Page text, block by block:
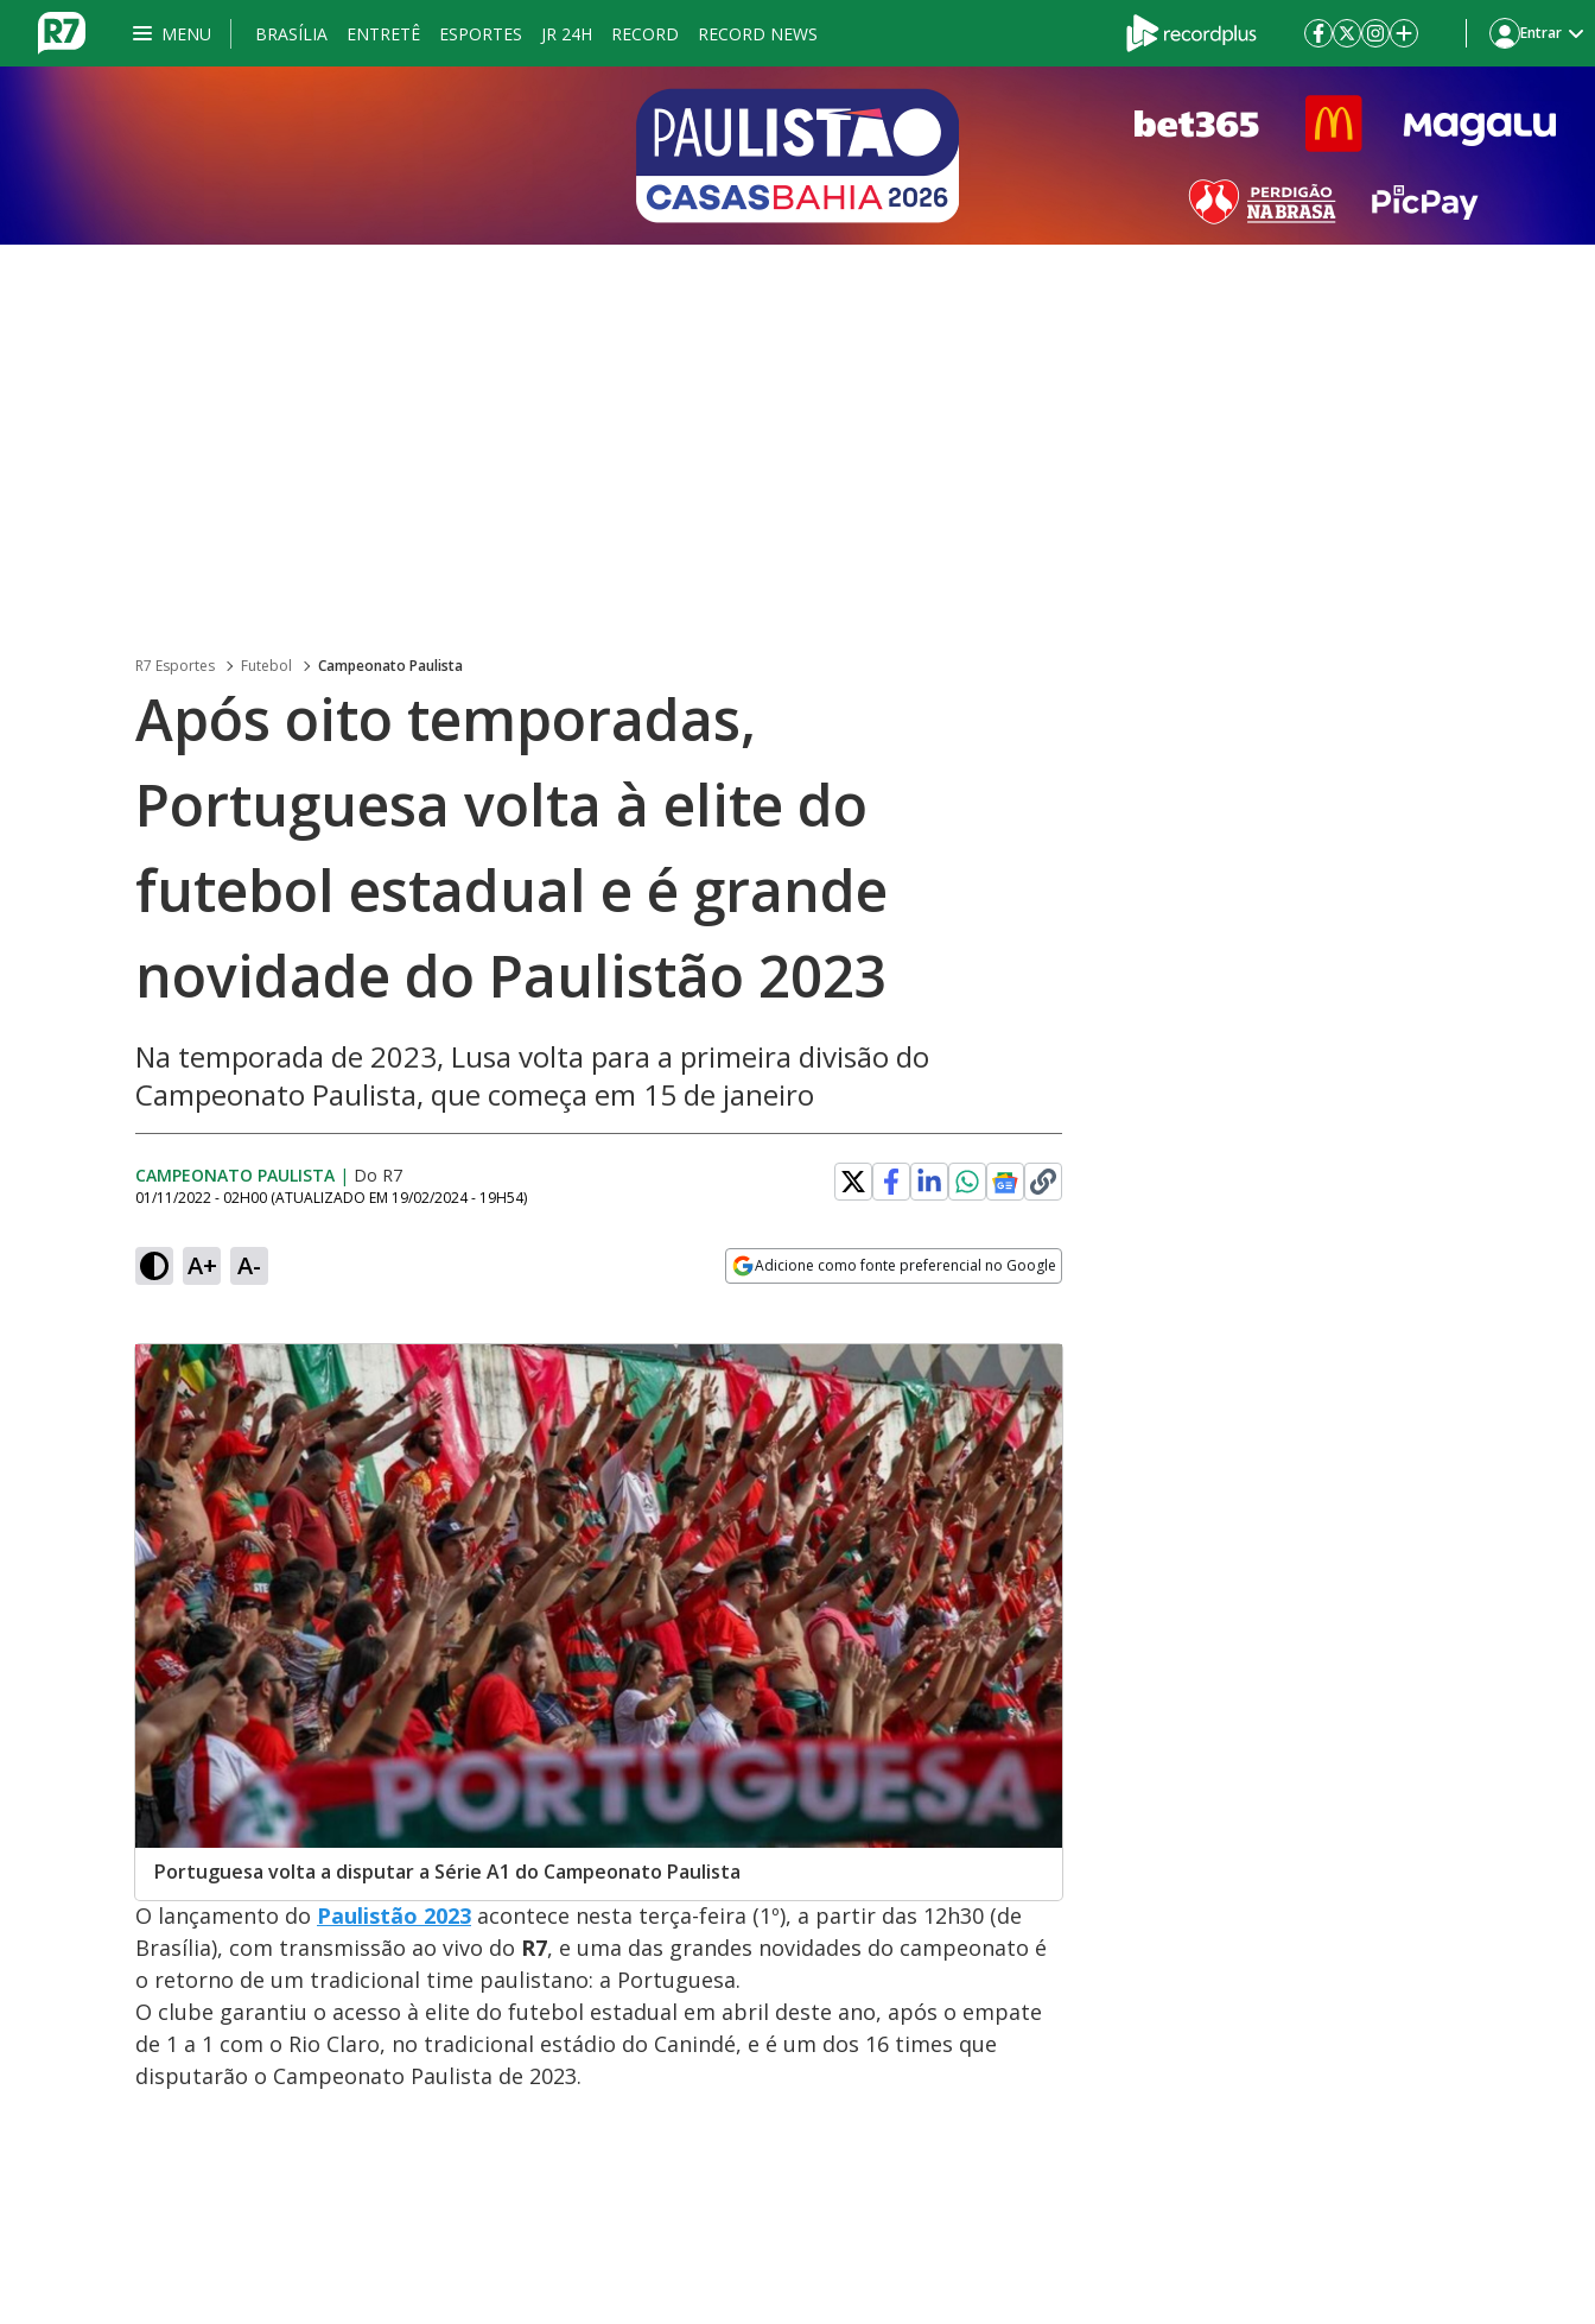
MENU BRASÍLIA ENTRETÊ ESPORTES JR 24H RECORD RECORD NEWS Entrar
R7 Esportes Futebol Campeonato Paulista
Após oito temporadas,
Portuguesa volta à elite do
futebol estadual e é grande
novidade do Paulistão 2023
Na temporada de 2023, Lusa volta para a primeira divisão do
Campeonato Paulista, que começa em 15 de janeiro
CAMPEONATO PAULISTA | Do R7
01/11/2022 - 02H00 (ATUALIZADO EM 19/02/2024 - 19H54)
A+ A- Adicione como fonte preferencial no Google
Portuguesa volta a disputar a Série A1 do Campeonato Paulista
O lançamento do Paulistão 2023 acontece nesta terça-feira (1º), a partir das 12h30 (de
Brasília), com transmissão ao vivo do R7, e uma das grandes novidades do campeonato é
o retorno de um tradicional time paulistano: a Portuguesa.
O clube garantiu o acesso à elite do futebol estadual em abril deste ano, após o empate
de 1 a 1 com o Rio Claro, no tradicional estádio do Canindé, e é um dos 16 times que
disputarão o Campeonato Paulista de 2023.